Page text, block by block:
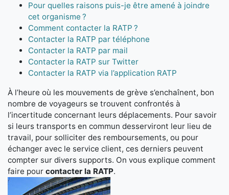
Pour quelles raisons puis-je être amené à joindre
cet organisme ?
Comment contacter la RATP ?
Contacter la RATP par téléphone
Contacter la RATP par mail
Contacter la RATP sur Twitter
Contacter la RATP via l’application RATP
À l’heure où les mouvements de grève s’enchaînent, bon
nombre de voyageurs se trouvent confrontés à
l’incertitude concernant leurs déplacements. Pour savoir
si leurs transports en commun desserviront leur lieu de
travail, pour solliciter des remboursements, ou pour
échanger avec le service client, ces derniers peuvent
compter sur divers supports. On vous explique comment
faire pour contacter la RATP.